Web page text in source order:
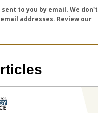
to you by email. We don't
addresses. Review our